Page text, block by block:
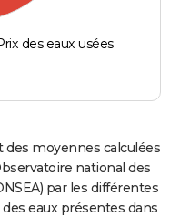
des eaux usées
des moyennes calculées
national des
par les différentes
eaux présentes dans